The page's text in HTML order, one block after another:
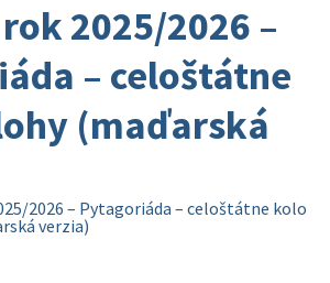
2025/2026 –
– celoštátne
(maďarská
2026 – Pytagoriáda – celoštátne kolo
verzia)